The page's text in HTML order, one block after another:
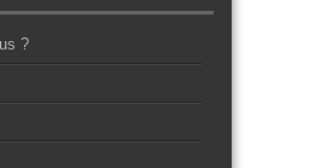
?